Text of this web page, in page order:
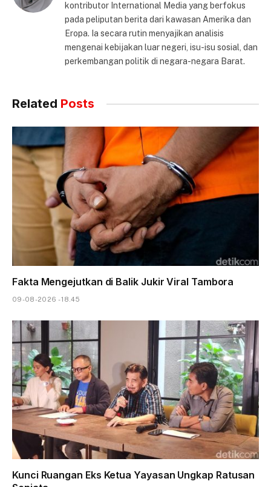
kontributor International Media yang berfokus
pada peliputan berita dari kawasan Amerika dan
Eropa. Ia secara rutin menyajikan analisis
mengenai kebijakan luar negeri, isu-isu sosial, dan
perkembangan politik di negara-negara Barat.
Related Posts
Fakta Mengejutkan di Balik Jukir Viral Tambora
09-08-2026 - 18.45
Kunci Ruangan Eks Ketua Yayasan Ungkap Ratusan